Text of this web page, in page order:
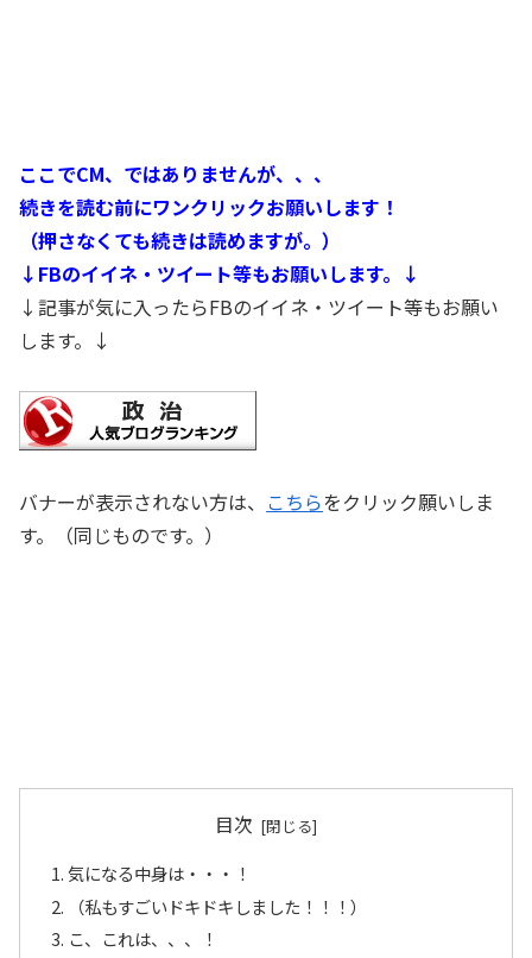
ここでCM、ではありませんが、、、
続きを読む前にワンクリックお願いします！
（押さなくても続きは読めますが。）
↓FBのイイネ・ツイート等もお願いします。↓
↓記事が気に入ったらFBのイイネ・ツイート等もお願い
します。↓
バナーが表示されない方は、 こちらをクリック願いしま
す。（同じものです。）
目次
気になる中身は・・・！
（私もすごいドキドキしました！！！）
こ、これは、、、！